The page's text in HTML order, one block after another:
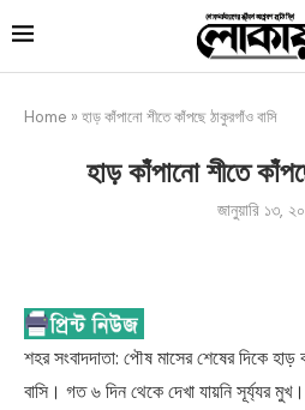
Home » হাড় কাঁপানো শীতে কাঁপছে ঠাকুরগাঁও বাসি
হাড় কাঁপানো শীতে
জানুয়ারি ১৩,
শহর সংবাদদাতা: পৌষ মাসের শেষের দিকে
বাসি। গত ৬ দিন থেকে দেখা যায়নি সূর্য্যর